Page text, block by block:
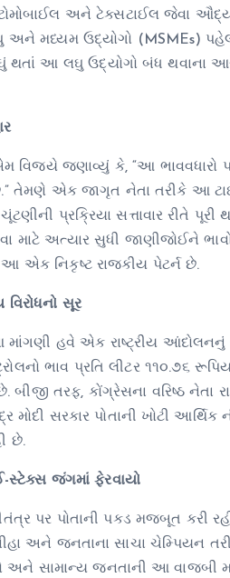
અને ટેક્સટાઈલ જેવા
અને મધ્યમ ઉદ્યોગો (MSMEs)
થતાં આ લઘુ ઉદ્યોગો બંધ
જણાવ્યું કે, “આ ભાવવધારો
છે.” તેમણે એક જાગૃત નેતા તરીકે આ
ચૂંટણીની પ્રક્રિયા સત્તાવાર રીતે
અત્યાર સુધી જાણીજોઈને
એક નિકૃષ્ટ રાજકીય પેટર્ન છે.
વિરોધનો સૂર
હવે એક રાષ્ટ્રીય આંદોલનનું
ભાવ પ્રતિ લીટર ૧૧૦.૭૬
તરફ, કોંગ્રેસના વરિષ્ઠ નેતા
સરકાર પોતાની ખોટી
છે.
સ્ટેક્સ જંગમાં ફેરવાયો
પર પોતાની પકડ મજબૂત કરી
અને જનતાના સાચા ચેમ્પિયન
અને સામાન્ય જનતાની આ